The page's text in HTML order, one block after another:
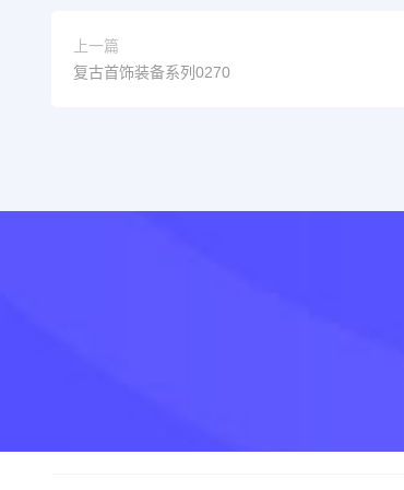
上一篇
复古首饰装备系列0270